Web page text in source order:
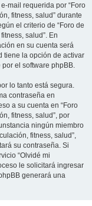
mail requerida por “Foro
fitness, salud” durante
el criterio de “Foro de
salud”. En
en su cuenta será
tiene la opción de activar
el software phpBB.
lo tanto está segura.
contraseña en
a su cuenta en “Foro
fitness, salud”, por
ningún miembro
fitness, salud”,
su contraseña. Si
“Olvidé mi
le solicitará ingresar
generará una